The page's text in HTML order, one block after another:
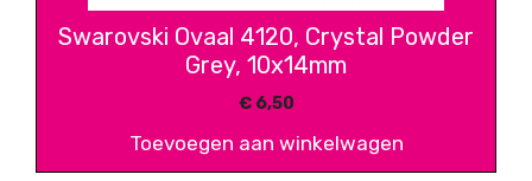
Swarovski Ovaal 4120, Crystal Powder
Grey, 10x14mm
€6,50
Toevoegen aan winkelwagen